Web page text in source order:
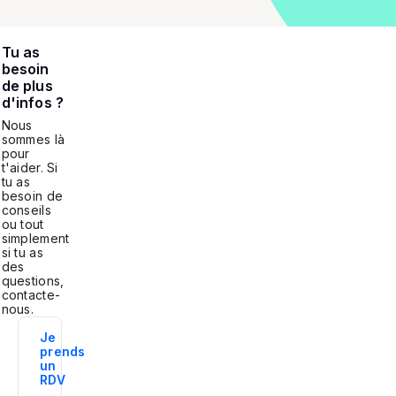
Tu as
besoin
de plus
d'infos ?
Nous
sommes là
pour
t'aider. Si
tu as
besoin de
conseils
ou tout
simplement
si tu as
des
questions,
contacte-
nous.
Je
prends
un
RDV